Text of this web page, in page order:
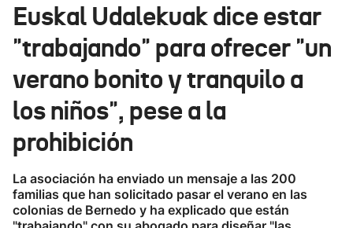
Ikusmiran
Eguraldia
Euskal Udalekuak dice estar
"trabajando" para ofrecer "un
verano bonito y tranquilo a
los niños", pese a la
prohibición
La asociación ha enviado un mensaje a las 200
familias que han solicitado pasar el verano en las
colonias de Bernedo y ha explicado que están